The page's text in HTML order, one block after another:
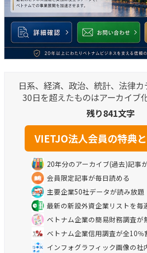
日系、経済、政治、統計、法律
30日を超えたものはアーカイブ
残り841文字
20年分のアーカイブ(過去)記事
会員限定記事が毎日読める
主要企業50社データが読み放題
最新の新設外資企業リストを毎
ベトナム企業の簡易財務調査が
ベトナム企業信用調査が全10％
インフォグラフィック画像の社